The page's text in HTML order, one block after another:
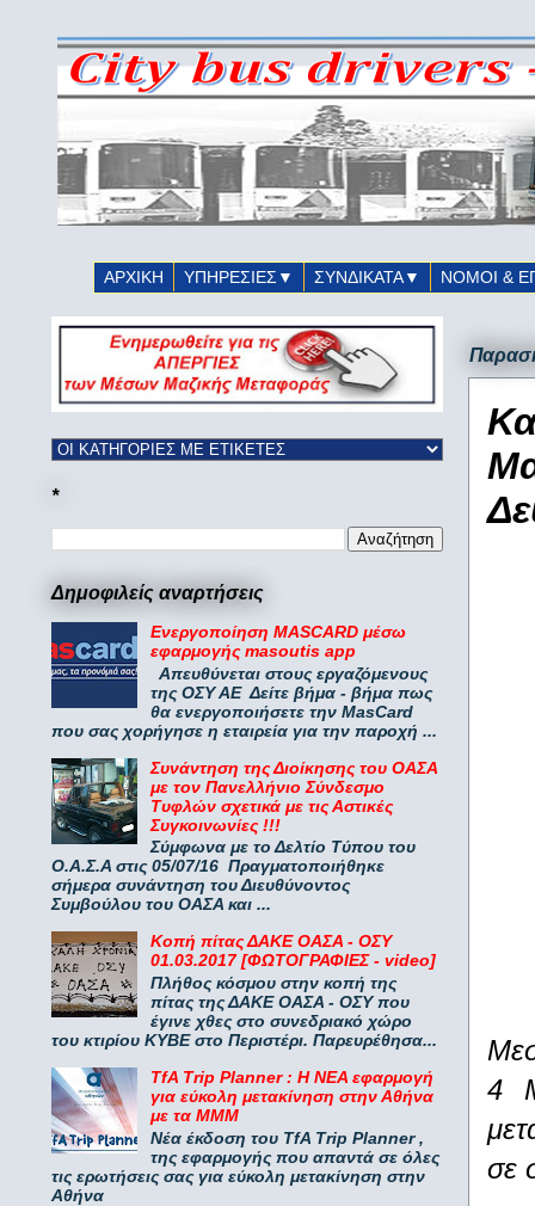
ΑΡΧΙΚΗ ΥΠΗΡΕΣΙΕΣ▼ ΣΥΝΔΙΚΑΤΑ▼ ΝΟΜΟΙ &
4
σε
*
Δημοφιλείς αναρτήσεις
Ενεργοποίηση MASCARD μέσω
εφαρμογής masoutis app
Απευθύνεται στους εργαζόμενους
της ΟΣΥ ΑΕ Δείτε βήμα - βήμα πως
θα ενεργοποιήσετε την MasCard
που σας χορήγησε η εταιρεία για την παροχή ...
Συνάντηση της Διοίκησης του ΟΑΣΑ
με τον Πανελλήνιο Σύνδεσμο
Τυφλών σχετικά με τις Αστικές
Συγκοινωνίες !!!
Σύμφωνα με το Δελτίο Τύπου του
Ο.Α.Σ.Α στις 05/07/16 Πραγματοποιήθηκε
σήμερα συνάντηση του Διευθύνοντος
Συμβούλου του ΟΑΣΑ και ...
Κοπή πίτας ΔΑΚΕ ΟΑΣΑ - ΟΣΥ
01.03.2017 [ΦΩΤΟΓΡΑΦΙΕΣ - video]
Πλήθος κόσμου στην κοπή της
πίτας της ΔΑΚΕ ΟΑΣΑ - ΟΣΥ που
έγινε χθες στο συνεδριακό χώρο
του κτιρίου ΚΥΒΕ στο Περιστέρι. Παρευρέθησα...
TfA Trip Planner : Η ΝΕΑ εφαρμογή
για εύκολη μετακίνηση στην Αθήνα
με τα ΜΜΜ
Νέα έκδοση του TfA Trip Planner ,
της εφαρμογής που απαντά σε όλες
τις ερωτήσεις σας για εύκολη μετακίνηση στην
Αθήνα